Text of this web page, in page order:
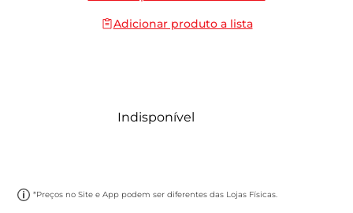
Adicionar produto a lista
Indisponível
*Preços no Site e App podem ser diferentes das Lojas Físicas.